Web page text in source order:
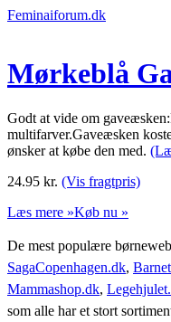
Feminaiforum.dk
Mørkeblå
Godt at vide om
multifarver.Gaveæsken
ønsker at købe den med.
24.95 kr. (Vis fragtpris)
Læs mere »Køb nu »
De mest populære
SagaCopenhagen.dk,
Mammashop.dk,
som alle har et stort